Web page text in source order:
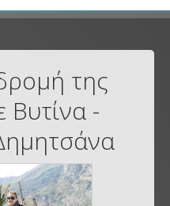
της
-